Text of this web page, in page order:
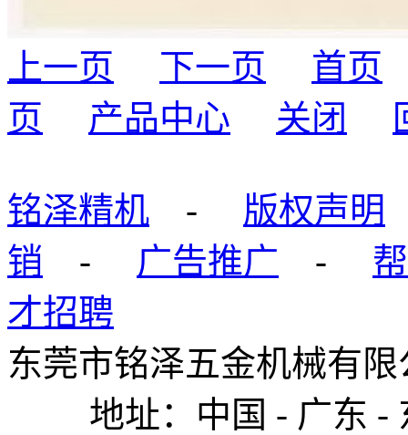
上一页 下一页
首页
页
产品中心 关闭
铭泽精机 - 版权声明
销 - 广告推广 -
才招聘
东莞市铭泽五金机械有
地址：中国 - 广东 -